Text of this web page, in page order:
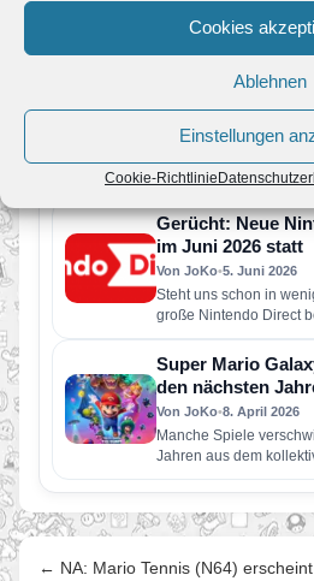
Cookies
Ablehnen
Einstellungen
Cookie-Richtlinie
sind die folgenden
Pressemeldung:
Direct erscheint
Juni
Von JoKo•9. Juni 2026
vorwiegend
Switch erscheinen…
Gerücht: Neue
im Juni 2026 statt
Von JoKo•5. Juni 2026
Steht uns schon in
große Nintendo Direct
Berichten soll
Super Mario
den nächsten
Von JoKo•8. April 2026
Manche Spiele
Jahren aus dem
Mario Galaxy nicht.
← NA: Mario Tennis (N64)